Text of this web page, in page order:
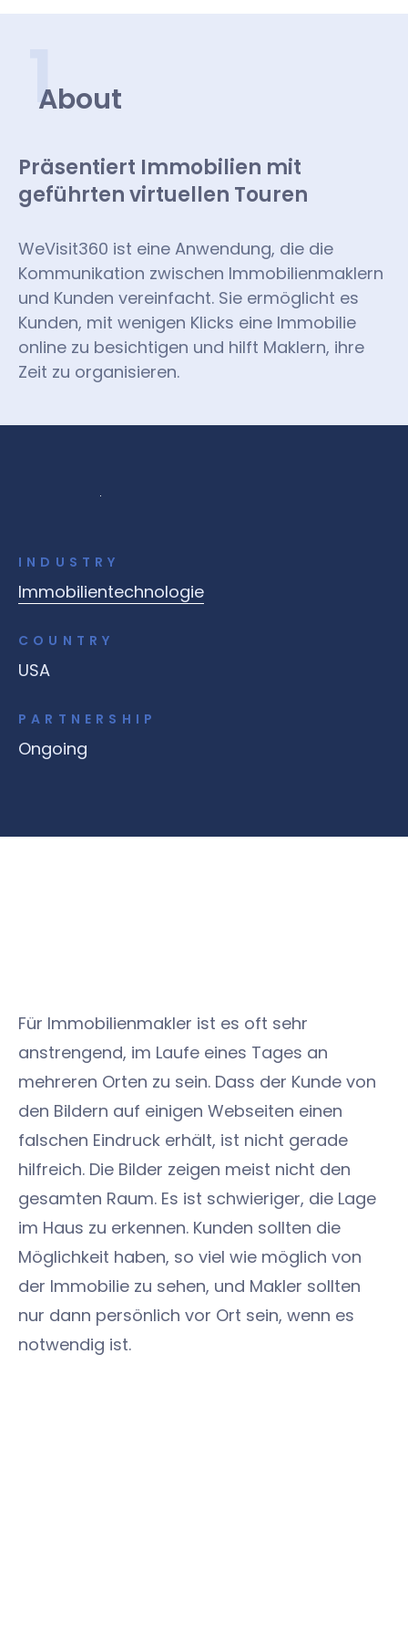
1
About
Präsentiert Immobilien mit
geführten virtuellen Touren
WeVisit360 ist eine Anwendung, die die
Kommunikation zwischen Immobilienmaklern
und Kunden vereinfacht. Sie ermöglicht es
Kunden, mit wenigen Klicks eine Immobilie
online zu besichtigen und hilft Maklern, ihre
Zeit zu organisieren.
INDUSTRY
Immobilientechnologie
COUNTRY
USA
PARTNERSHIP
Ongoing
Für Immobilienmakler ist es oft sehr
anstrengend, im Laufe eines Tages an
mehreren Orten zu sein. Dass der Kunde von
den Bildern auf einigen Webseiten einen
falschen Eindruck erhält, ist nicht gerade
hilfreich. Die Bilder zeigen meist nicht den
gesamten Raum. Es ist schwieriger, die Lage
im Haus zu erkennen. Kunden sollten die
Möglichkeit haben, so viel wie möglich von
der Immobilie zu sehen, und Makler sollten
nur dann persönlich vor Ort sein, wenn es
notwendig ist.